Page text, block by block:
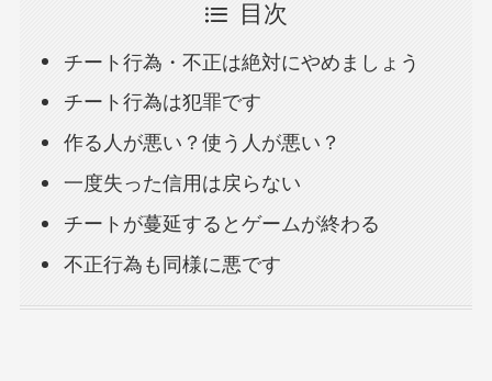
目次
チート行為・不正は絶対にやめましょう
チート行為は犯罪です
作る人が悪い？使う人が悪い？
一度失った信用は戻らない
チートが蔓延するとゲームが終わる
不正行為も同様に悪です